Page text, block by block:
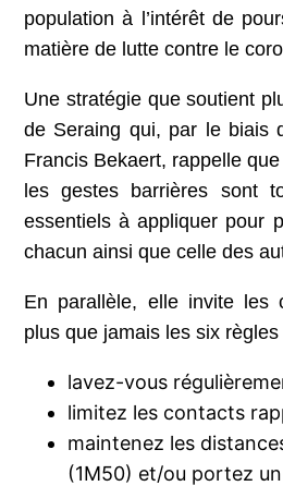
population à l’intérêt de
matière de lutte contre le
Une stratégie que soutient
de Seraing qui, par le biais
Francis Bekaert, rappelle
les gestes barrières sont
essentiels à appliquer pour
chacun ainsi que celle des
En parallèle, elle invite les
plus que jamais les six règles
lavez-vous
limitez les contacts
maintenez les
(1M50) et/ou portez